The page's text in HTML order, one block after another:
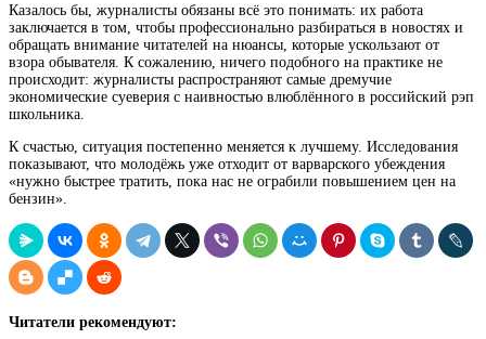
Казалось бы, журналисты обязаны всё это понимать: их работа
заключается в том, чтобы профессионально разбираться в новостях и
обращать внимание читателей на нюансы, которые ускользают от
взора обывателя. К сожалению, ничего подобного на практике не
происходит: журналисты распространяют самые дремучие
экономические суеверия с наивностью влюблённого в российский рэп
школьника.
К счастью, ситуация постепенно меняется к лучшему. Исследования
показывают, что молодёжь уже отходит от варварского убеждения
«нужно быстрее тратить, пока нас не ограбили повышением цен на
бензин».
Читатели рекомендуют: